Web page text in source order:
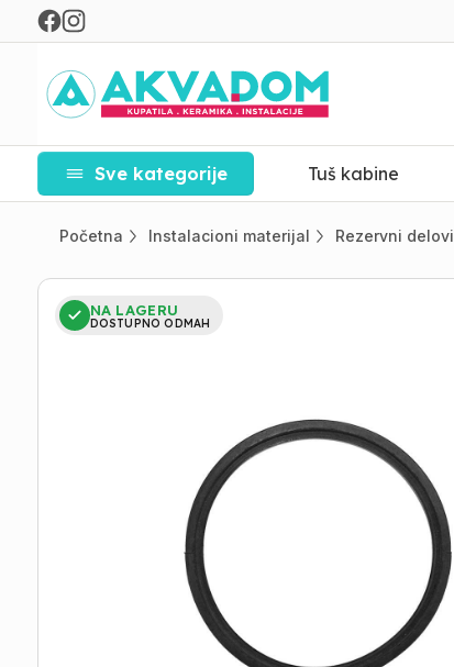
Sve kategorije Tuš kabine
Početna Instalacioni materijal Rezervni delovi
NA LAGERU
DOSTUPNO ODMAH